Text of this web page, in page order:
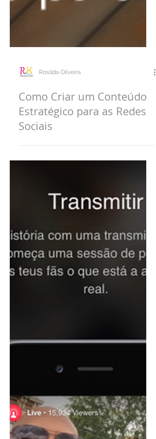
Rosilda Oliveira
Como Criar um Conteúdo
Estratégico para as Redes